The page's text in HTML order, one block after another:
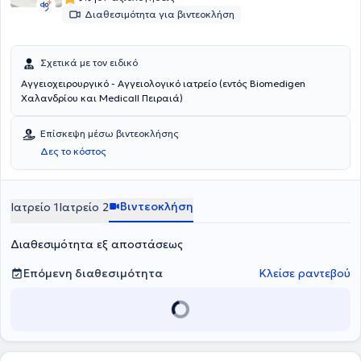
Διαθεσιμότητα για βιντεοκλήση
Σχετικά με τον ειδικό
Αγγειοχειρουργικό - Αγγειολογικό ιατρείο (εντός Biomedigen
Χαλανδρίου και Medicall Πειραιά)
Επίσκεψη μέσω βιντεοκλήσης
Δες το κόστος
Ιατρείο 1Ιατρείο 2 Βιντεοκλήση
Διαθεσιμότητα εξ αποστάσεως
Επόμενη διαθεσιμότητα
Κλείσε ραντεβού